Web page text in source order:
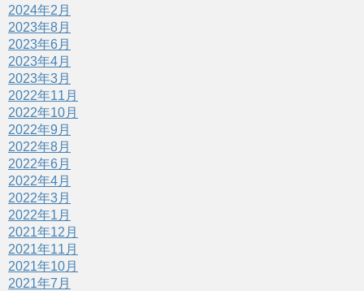
2024年2月
2023年8月
2023年6月
2023年4月
2023年3月
2022年11月
2022年10月
2022年9月
2022年8月
2022年6月
2022年4月
2022年3月
2022年1月
2021年12月
2021年11月
2021年10月
2021年7月